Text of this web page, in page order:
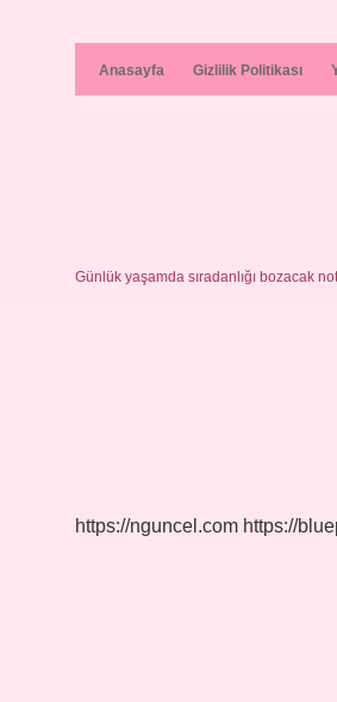
Anasayfa Gizlilik Politikası
Günlük yaşamda sıradanlığı bozacak
https://nguncel.com https://